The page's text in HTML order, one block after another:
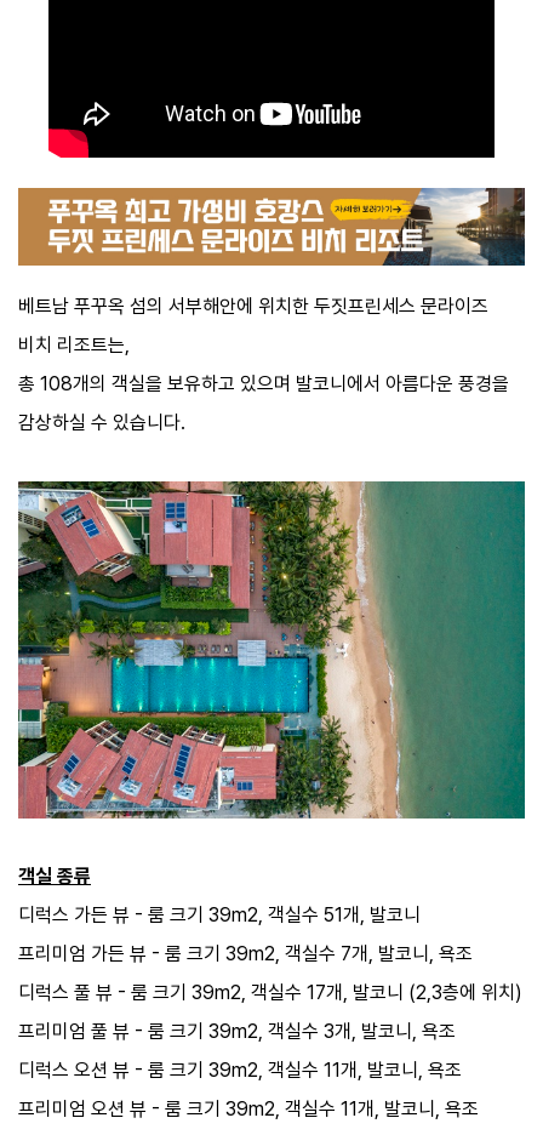
베트남 푸꾸옥 섬의 서부해안에 위치한 두짓프린세스 문라이즈
비치 리조트는,
총 108개의 객실을 보유하고 있으며 발코니에서 아름다운 풍경을
감상하실 수 있습니다.
객실 종류
디럭스 가든 뷰 - 룸 크기 39m2​, 객실수 51개, 발코니
프리미엄 가든 뷰 - 룸 크기 39m2​, 객실수 7개, 발코니, 욕조
디럭스 풀 뷰 - 룸 크기 39m2​, 객실수 17개, 발코니 (2,3층에 위치)
프리미엄 풀 뷰 - ​룸 크기 39m2,​​ 객실수 3개, 발코니, 욕조
디럭스 오션 뷰 - ​룸 크기 39m2,​​ 객실수 11개, 발코니, 욕조
프리미엄 오션 뷰 - ​룸 크기 39m2, 객실수 11개, 발코니, 욕조